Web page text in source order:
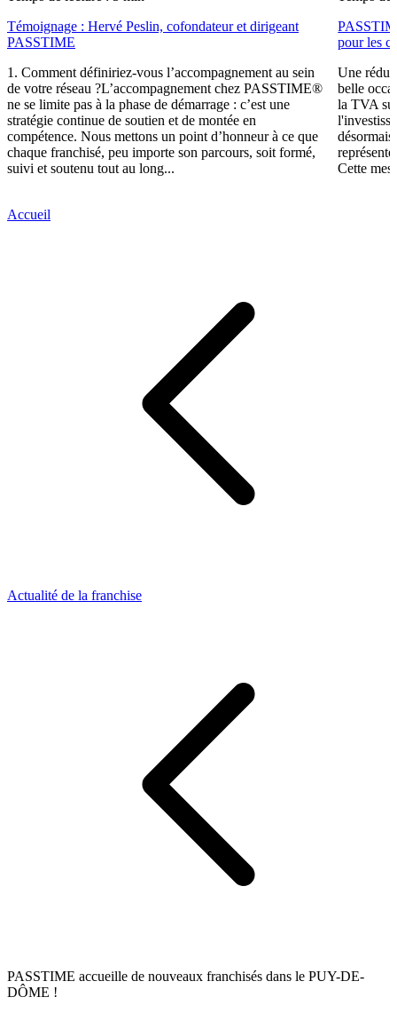
Témoignage : Hervé Peslin, cofondateur et dirigeant
PASSTIME
1. Comment définiriez-vous l’accompagnement au sein
de votre réseau ?L’accompagnement chez PASSTIME®
ne se limite pas à la phase de démarrage : c’est une
stratégie continue de soutien et de montée en
compétence. Nous mettons un point d’honneur à ce que
chaque franchisé, peu importe son parcours, soit formé,
suivi et soutenu tout au long...
pour les
Une
belle
la TVA
Cette
Accueil
Actualité de la franchise
PASSTIME accueille de nouveaux franchisés dans le PUY-DE-
DÔME !